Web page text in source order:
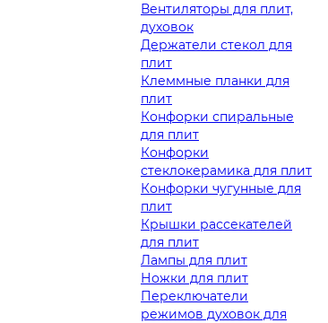
Вентиляторы для плит,
духовок
Держатели стекол для
плит
Клеммные планки для
плит
Конфорки спиральные
для плит
Конфорки
стеклокерамика для плит
Конфорки чугунные для
плит
Крышки рассекателей
для плит
Лампы для плит
Ножки для плит
Переключатели
режимов духовок для